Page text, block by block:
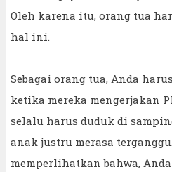
Oleh karena itu, orang tua
hal ini.
Sebagai orang tua, Anda
ketika mereka mengerjakan
selalu harus duduk di
anak justru merasa
memperlihatkan bahwa,